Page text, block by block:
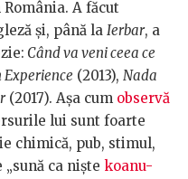
A făcut
și, până la Ierbar, a
Când va veni ceea ce
(2013), Nada
(2017). Așa cum observă
lui sunt foarte
chimică, pub, stimul,
ca niște koanu-